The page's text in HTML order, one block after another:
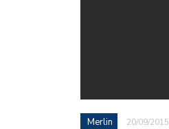
Merlin 20/09/2015